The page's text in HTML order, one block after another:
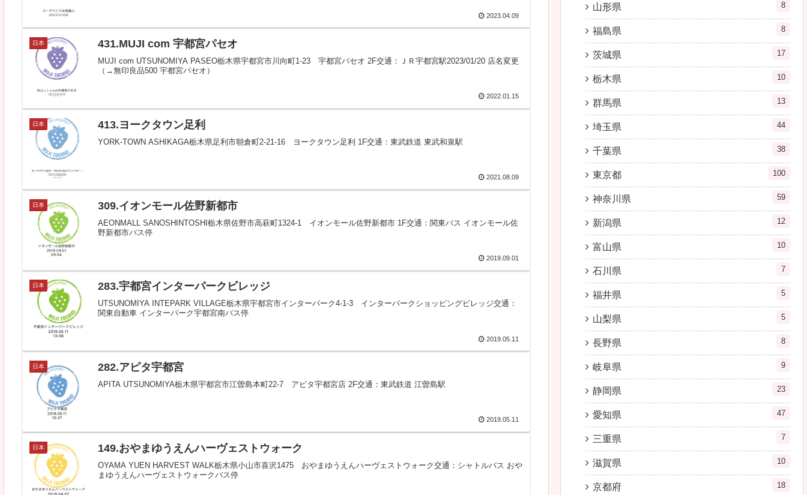
2023.04.09
日本 431.MUJI com 宇都宮パセオ
MUJI com UTSUNOMIYA PASEO栃木県宇都宮市川向町1-23 宇都宮パセオ 2F交通：ＪＲ宇都宮駅2023/01/20 店名変更
（→無印良品500 宇都宮パセオ）
2022.01.15
日本 413.ヨークタウン足利
YORK-TOWN ASHIKAGA栃木県足利市朝倉町2-21-16 ヨークタウン足利 1F交通：東武鉄道 東武和泉駅
2021.08.09
日本 309.イオンモール佐野新都市
AEONMALL SANOSHINTOSHI栃木県佐野市高萩町1324-1 イオンモール佐野新都市 1F交通：関東バス イオンモール佐
野新都市バス停
2019.09.01
日本 283.宇都宮インターパークビレッジ
UTSUNOMIYA INTEPARK VILLAGE栃木県宇都宮市インターパーク4-1-3 インターパークショッピングビレッジ交通：
関東自動車 インターパーク宇都宮南バス停
2019.05.11
日本 282.アピタ宇都宮
APITA UTSUNOMIYA栃木県宇都宮市江曽島本町22-7 アピタ宇都宮店 2F交通：東武鉄道 江曽島駅
2019.05.11
日本 149.おやまゆうえんハーヴェストウォーク
OYAMA YUEN HARVEST WALK 栃木県小山市喜沢1475 おやまゆうえんハーヴェストウォーク交通：シャトルバス おや
まゆうえんハーヴェストウォークバス停
山形県 8
福島県 8
茨城県 17
栃木県 10
群馬県 13
埼玉県 44
千葉県 38
東京都 100
神奈川県 59
新潟県 12
富山県 10
石川県 7
福井県 5
山梨県 5
長野県 8
岐阜県 9
静岡県 23
愛知県 47
三重県 7
滋賀県 10
京都府 18